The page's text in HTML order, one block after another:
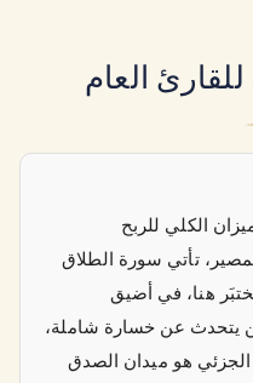
العام
الكلي للربح
تأتي سورة الطلاق
هنا، في أضيق
يتحدث عن خسارة شاملة،
هو ميدان الصدق